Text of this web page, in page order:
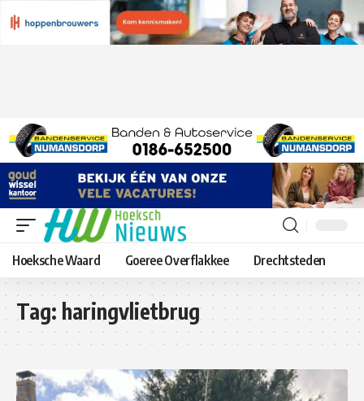
Hoeksche Waard Goeree Overflakkee Drechtsteden
Tag: haringvlietbrug